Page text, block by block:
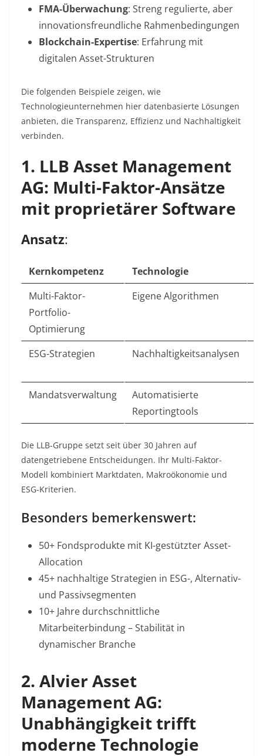
FMA-Überwachung: Streng regulierte, aber
innovationsfreundliche Rahmenbedingungen
Blockchain-Expertise: Erfahrung mit
digitalen Asset-Strukturen
Die folgenden Beispiele zeigen, wie
Technologieunternehmen hier datenbasierte Lösungen
anbieten, die Transparenz, Effizienz und Nachhaltigkeit
verbinden.
1. LLB Asset Management
AG: Multi-Faktor-Ansätze
mit proprietärer Software
Ansatz:
Kernkompetenz Technologie
Multi-Faktor-
Portfolio-
Optimierung
Eigene Algorithmen
ESG-Strategien Nachhaltigkeitsanalysen
Mandatsverwaltung
Automatisierte
Reportingtools
Die LLB-Gruppe setzt seit über 30 Jahren auf
datengetriebene Entscheidungen. Ihr Multi-Faktor-
Modell kombiniert Marktdaten, Makroökonomie und
ESG-Kriterien.
Besonders bemerkenswert:
50+ Fondsprodukte mit KI-gestützter Asset-
Allocation
45+ nachhaltige Strategien in ESG-, Alternativ-
und Passivsegmenten
10+ Jahre durchschnittliche
Mitarbeiterbindung – Stabilität in
dynamischer Branche
2. Alvier Asset
Management AG:
Unabhängigkeit trifft
moderne Technologie